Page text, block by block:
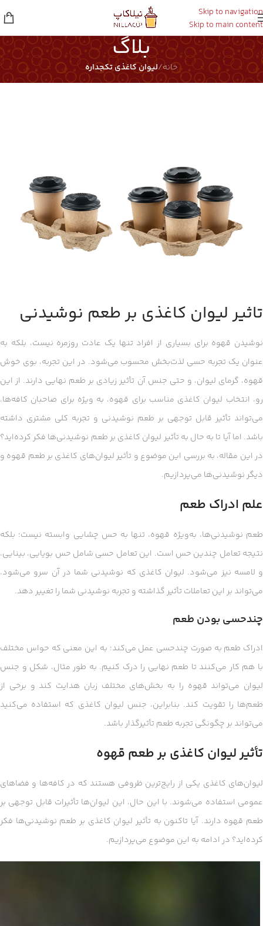
Skip to navigation
Skip to main content
بلاگ
خانه/لیوان کاغذی تکجداره
تاثیر لیوان کاغذی بر طعم نوشیدنی
نوشیدن قهوه برای بسیاری از افراد تنها یک عادت روزمره نیست، بلکه به
عنوان یک تجربه حسی لذت‌بخش محسوب می‌شود. در این تجربه، بوی خوش
قهوه، گرمای لیوان، و حتی جنس آن تأثیر زیادی بر طعم نهایی دارند. از این
رو، انتخاب لیوان کاغذی مناسب برای قهوه، به ویژه برای صاحبان کافه‌ها،
می‌تواند تأثیر قابل توجهی بر طعم نوشیدنی و تجربه کلی مشتری داشته
باشد. اما آیا تا به حال به تأثیر لیوان کاغذی بر طعم نوشیدنی‌ها فکر کرده‌اید؟
در این مقاله، به بررسی این موضوع و تأثیر لیوان‌های کاغذی بر طعم قهوه و
دیگر نوشیدنی‌ها می‌پردازیم.
علم ادراک طعم
طعم نوشیدنی‌ها، به‌ویژه قهوه، تنها به حس چشایی وابسته نیست؛ بلکه
نتیجه تعامل چندین حس است. این تعامل حسی شامل حس بویایی، بینایی،
و لامسه نیز می‌شود. لیوان کاغذی که نوشیدنی شما در آن سرو می‌شود،
می‌تواند بر این تعاملات تأثیر گذاشته و تجربه نوشیدنی شما را تغییر دهد.
چندحسی بودن طعم
ادراک طعم به صورت چندحسی عمل می‌کند؛ به این معنی که حواس مختلف
با هم کار می‌کنند تا طعم نهایی را درک کنیم. به طور مثال، شکل و جنس
لیوان می‌تواند قهوه را به بخش‌های مختلف زبان هدایت کند و برخی از
طعم‌ها را تقویت کند. بنابراین، جنس لیوان کاغذی که استفاده می‌کنید
می‌تواند بر چگونگی تجربه طعم تأثیرگذار باشد.
تأثیر لیوان کاغذی بر طعم قهوه
لیوان‌های کاغذی یکی از رایج‌ترین ظروفی هستند که در کافه‌ها و فضاهای
عمومی استفاده می‌شوند. با این حال، این لیوان‌ها تأثیرات قابل توجهی بر
طعم قهوه دارند. آیا تاکنون به تأثیر لیوان کاغذی بر طعم نوشیدنی‌ها فکر
کرده‌اید؟ در ادامه به این موضوع می‌پردازیم.